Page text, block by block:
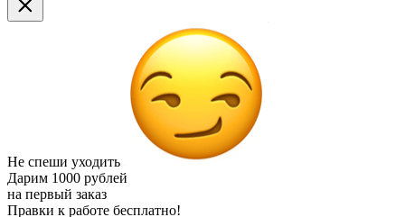
Не спеши уходить
Дарим 1000 рублей
на первый заказ
Правки к работе бесплатно!